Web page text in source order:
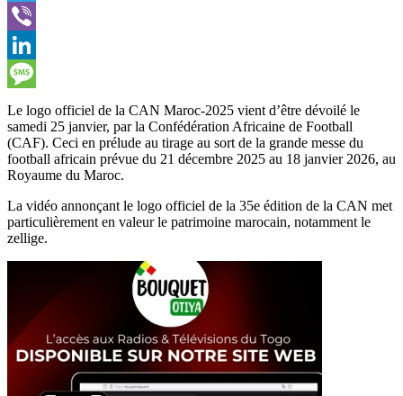
Telegram
Viber
LinkedIn
Message
Le logo officiel de la CAN Maroc-2025 vient d’être dévoilé le
samedi 25 janvier, par la Confédération Africaine de Football
(CAF). Ceci en prélude au tirage au sort de la grande messe du
football africain prévue du 21 décembre 2025 au 18 janvier 2026, au
Royaume du Maroc.
La vidéo annonçant le logo officiel de la 35e édition de la CAN met
particulièrement en valeur le patrimoine marocain, notamment le
zellige.